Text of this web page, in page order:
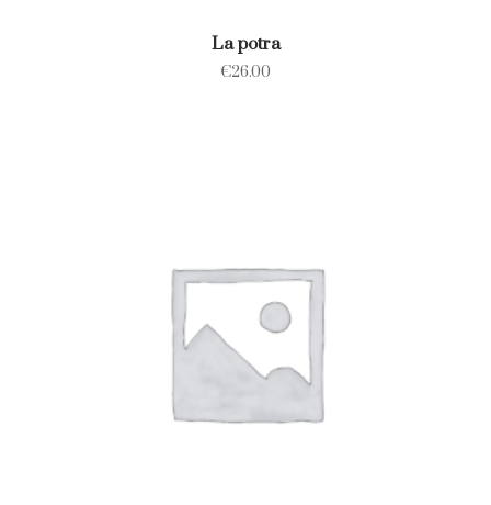
La potra
€26.00